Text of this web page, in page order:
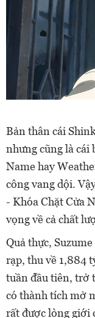
Bản thân cái
nhưng cũng là cái
Name hay
công vang dội.
- Khóa Chặt Cửa
vọng về cả chất
Quả thực,
rạp, thu về 1,884
tuần đầu tiên, trở
có thành tích mở
rất được lòng giới